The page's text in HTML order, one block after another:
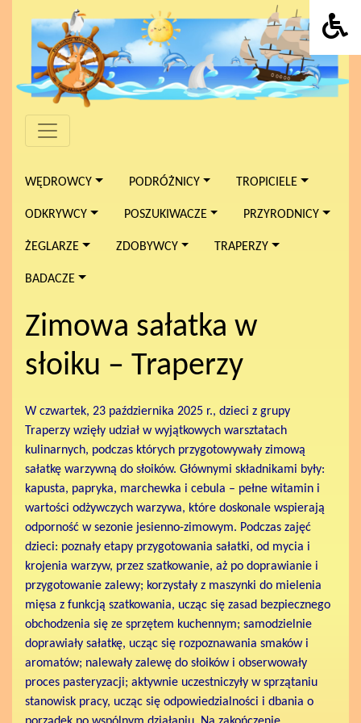
WĘDROWCY PODRÓŻNICY TROPICIELE
ODKRYWCY POSZUKIWACZE PRZYRODNICY
ŻEGLARZE ZDOBYWCY TRAPERZY
BADACZE
Zimowa sałatka w
słoiku – Traperzy
W czwartek, 23 października 2025 r., dzieci z grupy
Traperzy wzięły udział w wyjątkowych warsztatach
kulinarnych, podczas których przygotowywały zimową
sałatkę warzywną do słoików. Głównymi składnikami były:
kapusta, papryka, marchewka i cebula – pełne witamin i
wartości odżywczych warzywa, które doskonale wspierają
odporność w sezonie jesienno-zimowym. Podczas zajęć
dzieci: poznały etapy przygotowania sałatki, od mycia i
krojenia warzyw, przez szatkowanie, aż po doprawianie i
przygotowanie zalewy; korzystały z maszynki do mielenia
mięsa z funkcją szatkowania, ucząc się zasad bezpiecznego
obchodzenia się ze sprzętem kuchennym; samodzielnie
doprawiały sałatkę, ucząc się rozpoznawania smaków i
aromatów; nalewały zalewę do słoików i obserwowały
proces pasteryzacji; aktywnie uczestniczyły w sprzątaniu
stanowisk pracy, ucząc się odpowiedzialności i dbania o